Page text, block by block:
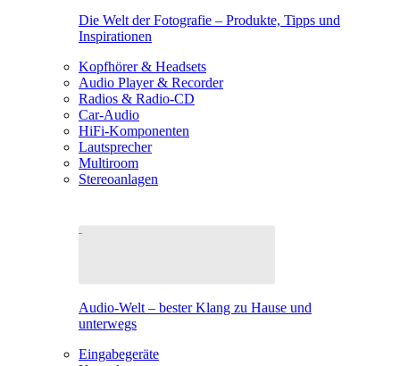
Die Welt der Fotografie – Produkte, Tipps und
Inspirationen
Kopfhörer & Headsets
Audio Player & Recorder
Radios & Radio-CD
Car-Audio
HiFi-Komponenten
Lautsprecher
Multiroom
Stereoanlagen
Audio-Welt – bester Klang zu Hause und
unterwegs
Eingabegeräte